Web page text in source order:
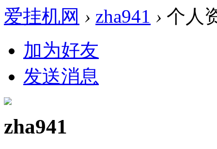
爱挂机网 › zha941 › 个人
加为好友
发送消息
zha941